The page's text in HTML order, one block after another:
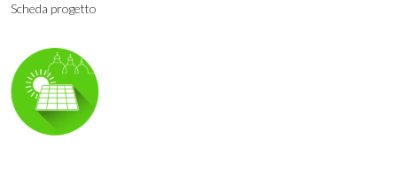
Scheda progetto